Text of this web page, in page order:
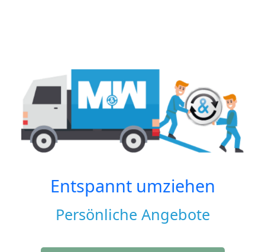
Entspannt umziehen
Persönliche Angebote